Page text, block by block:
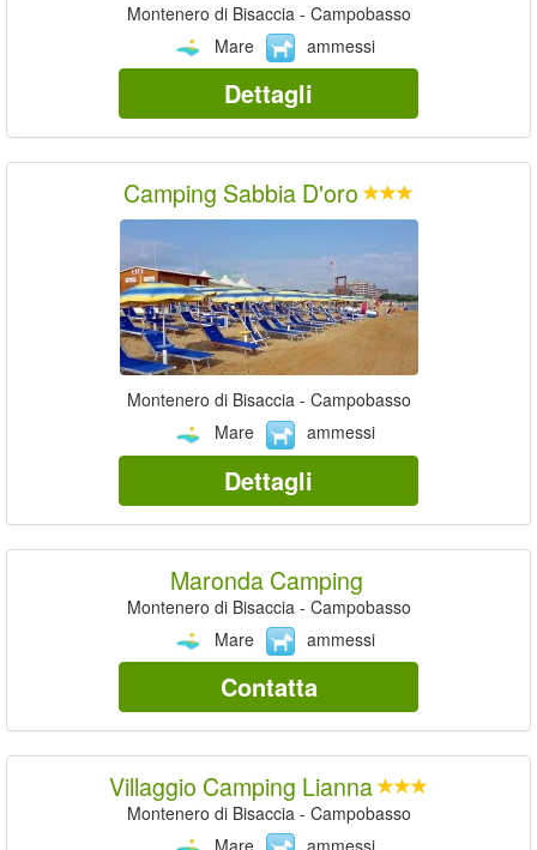
Montenero di Bisaccia - Campobasso
Mare
ammessi
Dettagli
Camping Sabbia D'oro
Montenero di Bisaccia - Campobasso
Mare
ammessi
Dettagli
Maronda Camping
Montenero di Bisaccia - Campobasso
Mare
ammessi
Contatta
Villaggio Camping Lianna
Montenero di Bisaccia - Campobasso
Mare
ammessi